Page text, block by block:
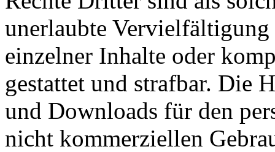
unerlaubte Vervielfältigung
einzelner Inhalte oder
gestattet und strafbar. Die
und Downloads für den
nicht kommerziellen